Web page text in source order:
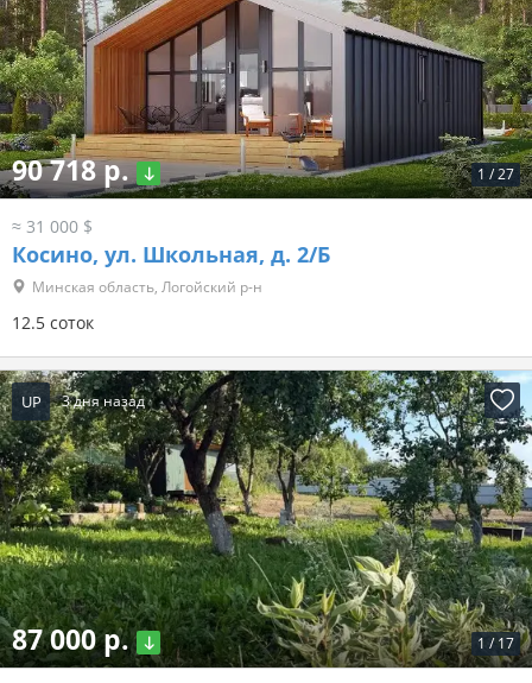
1 /27
90 718 р.
≈ 31 000 $
Косино, ул. Школьная, д. 2/Б
Минская область, Логойский р-н
12.5 соток
UP 3 дня назад
1 / 17
87 000 р.